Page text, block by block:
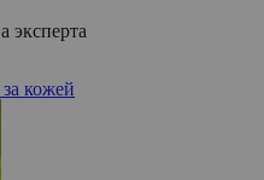
эксперта
кожей